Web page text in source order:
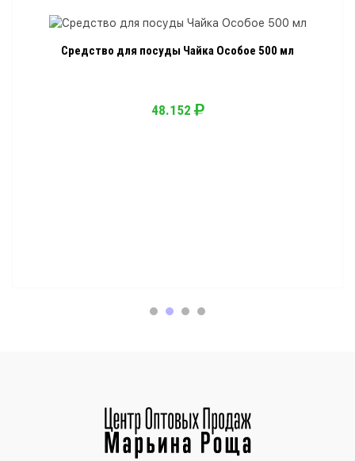
Средство для посуды Чайка Особое 500 мл
48.152